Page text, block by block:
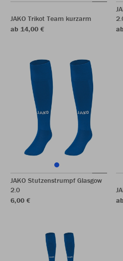
JAKO Trikot Team kurzarm
ab 14,00 €
JAKO Stutzenstrumpf Glasgow
2.0
6,00 €